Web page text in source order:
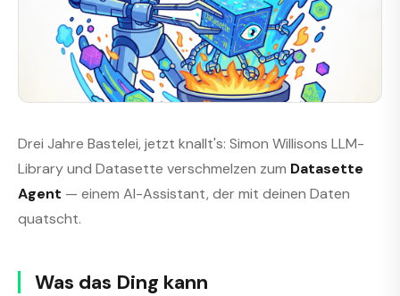
Drei Jahre Bastelei, jetzt knallt's: Simon Willisons LLM-
Library und Datasette verschmelzen zum Datasette
Agent — einem AI-Assistant, der mit deinen Daten
quatscht.
Was das Ding kann